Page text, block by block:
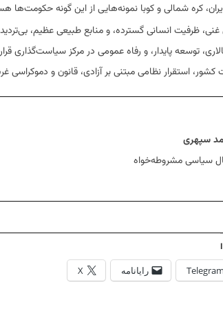
کره شمالی و کوبا نمونه‌هایی از این گونه حکومت‌ها
غنی، ظرفیت انسانی گسترده، و منابع طبیعی عظیم،
توسعه پایدار، و رفاه عمومی در مرکز سیاست‌گذاری
کشور، استقرار نظامی مبتنی بر آزادی، قانون و دموکراسی
سپهری
سیاسی مشروطه‌خواه
Telegram رایانامه X